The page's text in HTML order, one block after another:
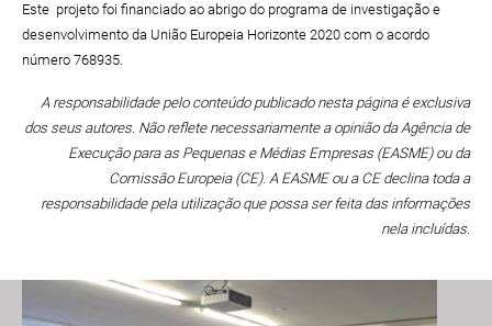
Este projeto foi financiado ao abrigo do programa de investigação e
desenvolvimento da União Europeia Horizonte 2020 com o acordo
número 768935.
A responsabilidade pelo conteúdo publicado nesta página é exclusiva
dos seus autores. Não reflete necessariamente a opinião da Agência de
Execução para as Pequenas e Médias Empresas (EASME) ou da
Comissão Europeia (CE). A EASME ou a CE declina toda a
responsabilidade pela utilização que possa ser feita das informações
nela incluídas.